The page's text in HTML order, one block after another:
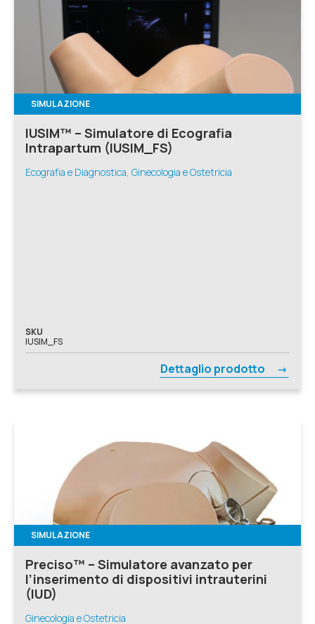
SIMULAZIONE
IUSIM™ – Simulatore di Ecografia
Intrapartum (IUSIM_FS)
Ecografia e Diagnostica, Ginecologia e Ostetricia
SKU
IUSIM_FS
Dettaglio prodotto
SIMULAZIONE
Preciso™ – Simulatore avanzato per
l’inserimento di dispositivi intrauterini
(IUD)
Ginecologia e Ostetricia